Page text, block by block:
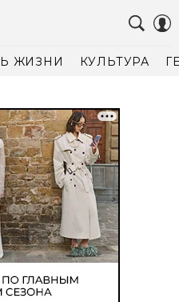
ЖИЗНИ КУЛЬТУРА